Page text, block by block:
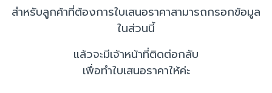
สำหรับลูกค้าที่ต้องการใบเสนอราคาสามารถกรอกข้อมูล
ในส่วนนี้
แล้วจะมีเจ้าหน้าที่ติดต่อกลับ
เพื่อทำใบเสนอราคาให้ค่ะ